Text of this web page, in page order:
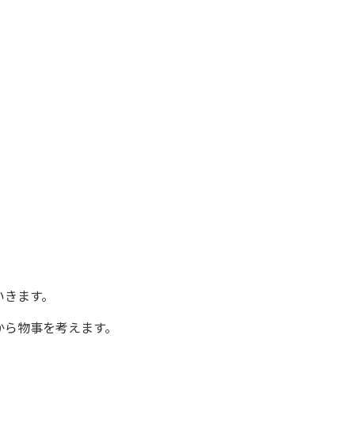
ます。
物事を考えます。